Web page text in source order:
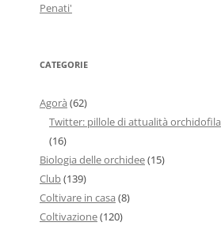
Penati'
CATEGORIE
Agorà (62)
Twitter: pillole di attualità orchidofila
(16)
Biologia delle orchidee(15)
Club(139)
Coltivare in casa (8)
Coltivazione(120)